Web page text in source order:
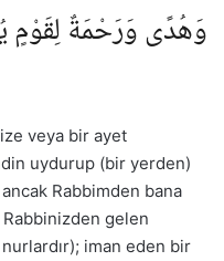
وَهُدًى وَرَحْمَةٌ لِقَوْمٍ
veya bir ayet
uydurup (bir yerden)
Rabbimden bana
Rabbinizden gelen
iman eden bir